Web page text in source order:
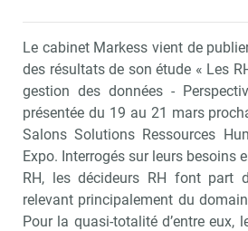
Le cabinet Markess vient de
des résultats de son étude « Les
gestion des données -
présentée du 19 au 21 mars
Salons Solutions Ressources
Expo. Interrogés sur leurs besoins
RH, les décideurs RH font part
relevant principalement du
Pour la quasi-totalité d’entre eux,